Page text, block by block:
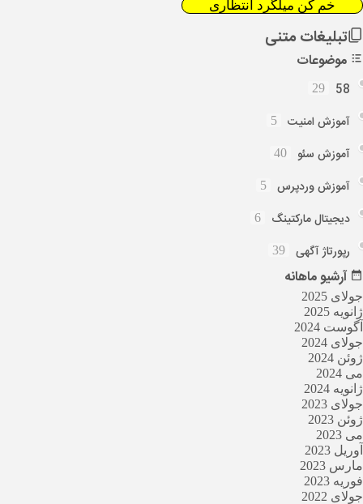
خم کن میلگرد انتظاری
تبلیغات متنی
موضوعات
58
29
آموزش امنیت 5
آموزش سئو 40
آموزش وردپرس 5
دیجیتال مارکتینگ 6
رپورتاژ آگهی 39
آرشیوماهانه
جولای 2025
ژانویه 2025
آگوست 2024
جولای 2024
ژوئن 2024
می 2024
ژانویه 2024
جولای 2023
ژوئن 2023
می 2023
آوریل 2023
مارس 2023
فوریه 2023
جولای 2022